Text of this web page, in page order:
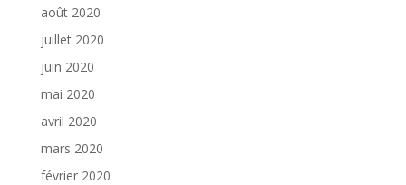
août 2020
juillet 2020
juin 2020
mai 2020
avril 2020
mars 2020
février 2020